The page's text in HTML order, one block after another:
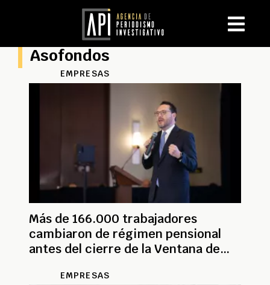
Asofondos
EMPRESAS
Más de 166.000 trabajadores
cambiaron de régimen pensional
antes del cierre de la Ventana de
EMPRESAS